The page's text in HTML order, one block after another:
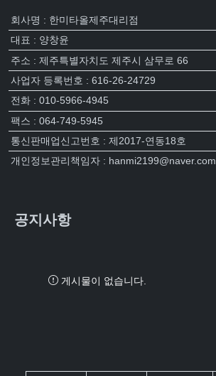
회사명 : 한미타올제주대리점
대표 : 양창윤
주소 : 제주특별자치도 제주시 삼무로 66
사업자 등록번호 : 616-26-24729
전화 : 010-5966-4945
팩스 : 064-749-5945
통신판매업신고번호 : 제2017-연동18호
개인정보관리책임자 : hanmi2199@naver.com
공지사항
게시물이 없습니다.